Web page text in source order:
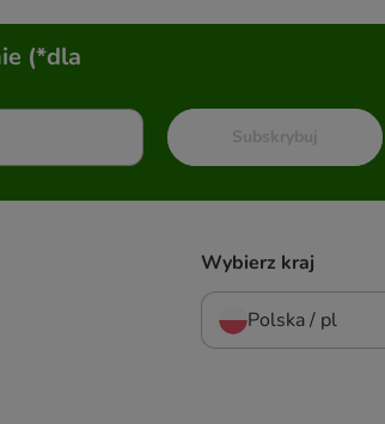
(*dla
Subskrybuj
Wybierz kraj
Polska / pl